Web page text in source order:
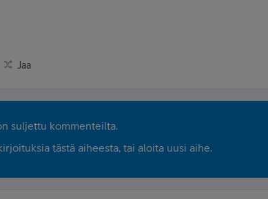
Jaa
suljettu kommenteilta.
tästä aiheesta, tai aloita uusi aihe.